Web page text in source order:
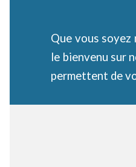
Que vous soyez
le bienvenu sur
permettent de